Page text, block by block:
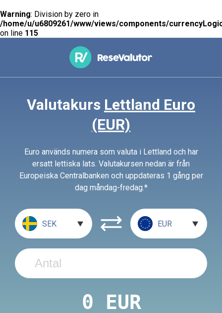
Warning: Division by zero in
/home/u/u6809261/www/views/components/
on line 115
Valutakurs Lettland Euro
(EUR)
Euro används numera som valuta i Lettland och har
ersatt lettiska lats. Valutakursen nedan är från
Europeiska Centralbanken och uppdateras 1 gång per
dag måndag-fredag.*
SEK EUR